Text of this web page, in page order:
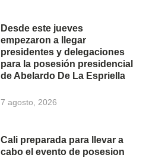
Desde este jueves
empezaron a llegar
presidentes y delegaciones
para la posesión presidencial
de Abelardo De La Espriella
7 agosto, 2026
Cali preparada para llevar a
cabo el evento de posesion